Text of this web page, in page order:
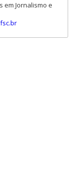
em Jornalismo e